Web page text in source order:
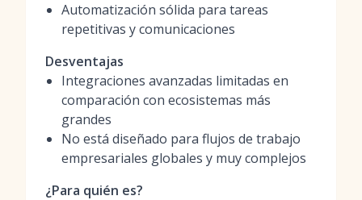
Automatización sólida para tareas
repetitivas y comunicaciones
Desventajas
Integraciones avanzadas limitadas en
comparación con ecosistemas más
grandes
No está diseñado para flujos de trabajo
empresariales globales y muy complejos
¿Para quién es?